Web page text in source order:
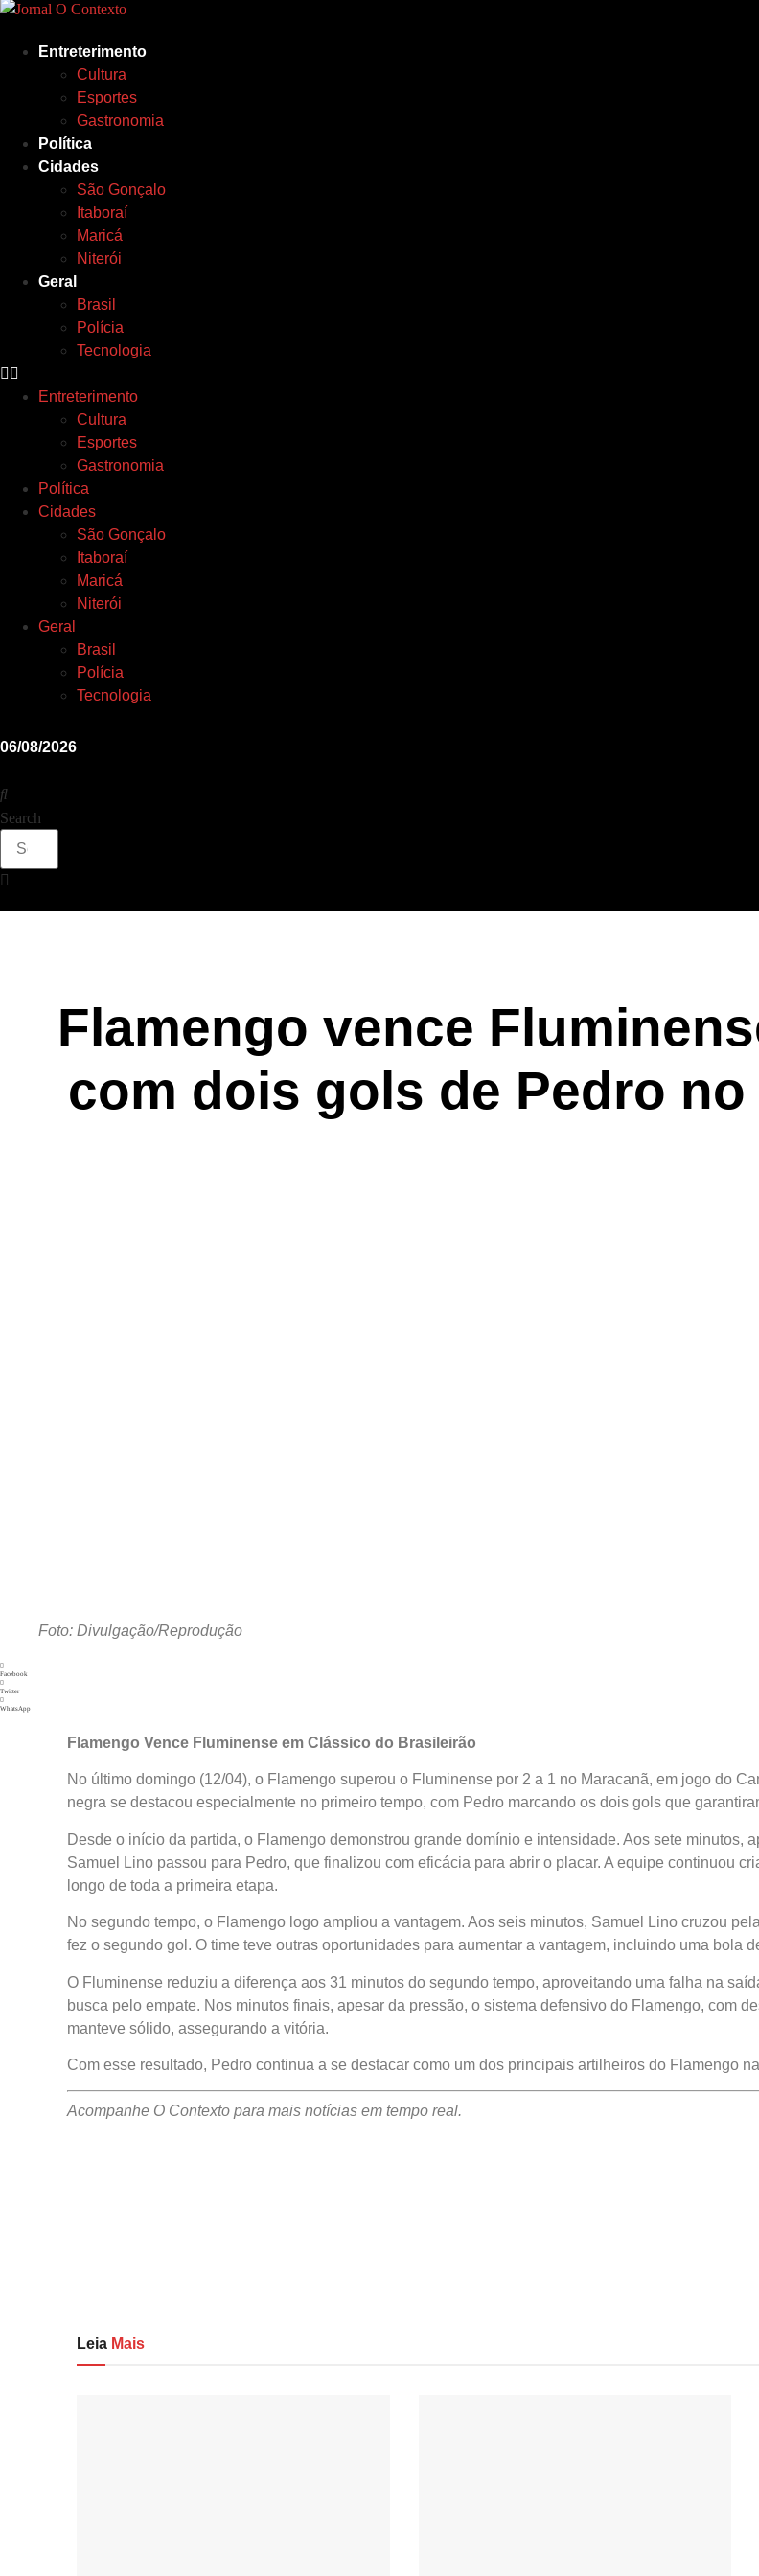
Ir
Entreterimento
Cultura
Esportes
Gastronomia
Política
Cidades
São Gonçalo
Itaboraí
Maricá
Niterói
Geral
Brasil
Polícia
Tecnologia
Entreterimento
Cultura
Esportes
Gastronomia
Política
Cidades
São Gonçalo
Itaboraí
Maricá
Niterói
Geral
Brasil
Polícia
Tecnologia
06/08/2026
Search
Flamengo vence
com dois gols de Pedro no
Foto: Divulgação/Reprodução
Facebook
Twitter
WhatsApp
Flamengo Vence Fluminense em Clássico do Brasileirão
No último domingo (12/04), o Flamengo superou o Fluminense por 2 a 1 no Maracanã, em jogo do
negra se destacou especialmente no primeiro tempo, com Pedro marcando os dois gols que
Desde o início da partida, o Flamengo demonstrou grande domínio e intensidade. Aos sete minutos,
Samuel Lino passou para Pedro, que finalizou com eficácia para abrir o placar. A equipe continuou
longo de toda a primeira etapa.
No segundo tempo, o Flamengo logo ampliou a vantagem. Aos seis minutos, Samuel Lino cruzou
fez o segundo gol. O time teve outras oportunidades para aumentar a vantagem, incluindo uma bola
O Fluminense reduziu a diferença aos 31 minutos do segundo tempo, aproveitando uma falha na
busca pelo empate. Nos minutos finais, apesar da pressão, o sistema defensivo do Flamengo, com
manteve sólido, assegurando a vitória.
Com esse resultado, Pedro continua a se destacar como um dos principais artilheiros do Flamengo
Acompanhe O Contexto para mais notícias em tempo real.
Leia Mais